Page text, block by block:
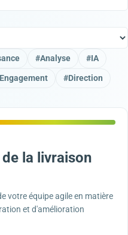
#Analyse #IA
Engagement #Direction
la livraison
votre équipe agile en matière
et d'amélioration